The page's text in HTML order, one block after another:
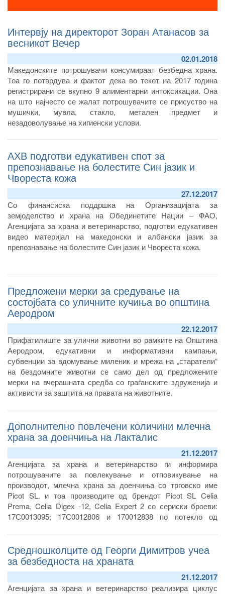
Интервју на директорот Зоран Атанасов за
весникот Вечер
02.01.2018
Македонските потрошувачи консумираат безбедна храна.
Тоа го потврдува и фактот дека во текот на 2017 година
регистрирани се вкупно 9 алиментарни интоксикации. Она
на што најчесто се жалат потрошувачите се присуство на
мушички, мувла, стакло, метален предмет и
незадоволување на хигиенски услови.
АХВ подготви едукативен спот за
препознавање на болестите Син јазик и
Чвореста кожа
27.12.2017
Со финансиска поддршка на Организацијата за
земјоделство и храна на Обединетите Нации – ФАО,
Агенцијата за храна и ветеринарство, подготви едукативен
видео материјал на македонски и албански јазик за
препознавање на болестите Син јазик и Чвореста кожа.
Предложени мерки за средување на
состојбата со уличните кучиња во општина
Аеродром
22.12.2017
Прифатилиште за улични животни во рамките на Општина
Аеродром, едукативни и информативни кампањи,
субвенции за вдомување миленик и мрежа на „старатели“
на бездомните животни се само дел од предложените
мерки на вчерашната средба со граѓанските здруженија и
активисти за заштита на правата на животните.
Дополнително повлечени количини млечна
храна за доенчиња на Лакталис
21.12.2017
Агенцијата за храна и ветеринарство ги информира
потрошувачите за повлекување и отповикување на
производот, млечна храна за доенчиња со трговско име
Picot SL. и тоа производите од брендот Picot SL Celia
Prema, Celia Digex -12, Celia Expert 2 со сериски броеви:
17С0013095; 17С0012806 и 170012838 по потекло од
Северна Македонија преку фирмата Промедика ДООЕЛ од
Скопје.
Средношколците од Георги Димитров учеа
за безбедноста на храната
21.12.2017
Агенцијата за храна и ветеринарство реализира циклус